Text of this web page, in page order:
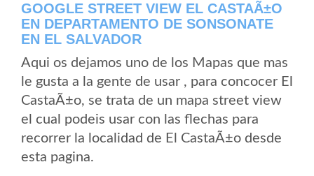
GOOGLE STREET VIEW EL CASTAÃ±O
EN DEPARTAMENTO DE SONSONATE
EN EL SALVADOR
Aqui os dejamos uno de los Mapas que mas
le gusta a la gente de usar , para concocer El
CastaÃ±o, se trata de un mapa street view
el cual podeis usar con las flechas para
recorrer la localidad de El CastaÃ±o desde
esta pagina.